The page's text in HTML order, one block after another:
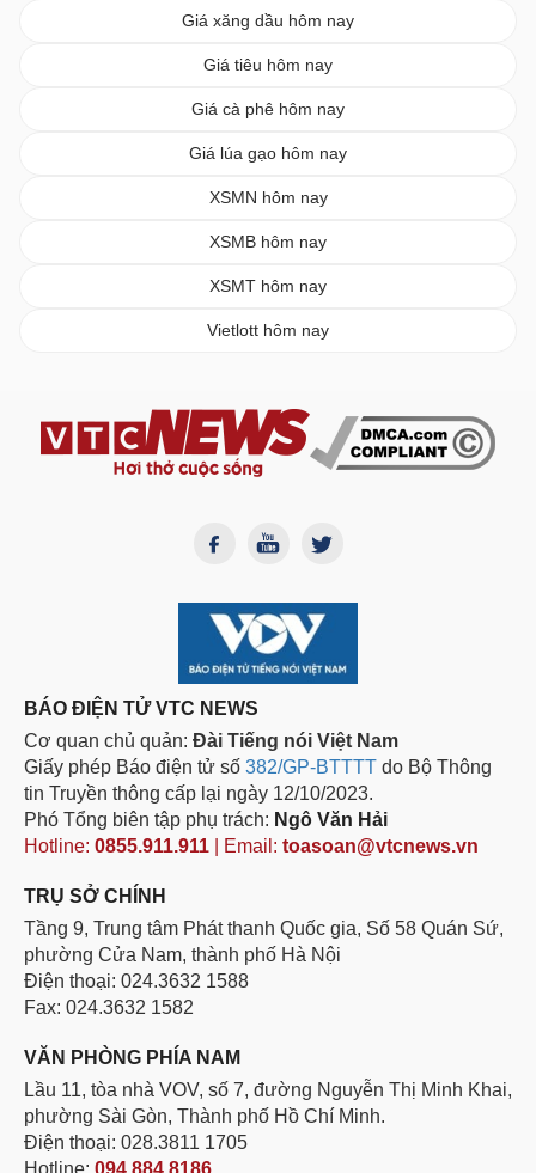
Giá xăng dầu hôm nay
Giá tiêu hôm nay
Giá cà phê hôm nay
Giá lúa gạo hôm nay
XSMN hôm nay
XSMB hôm nay
XSMT hôm nay
Vietlott hôm nay
BÁO ĐIỆN TỬ VTC NEWS
Cơ quan chủ quản: Đài Tiếng nói Việt Nam
Giấy phép Báo điện tử số 382/GP-BTTTT do Bộ Thông
tin Truyền thông cấp lại ngày 12/10/2023.
Phó Tổng biên tập phụ trách: Ngô Văn Hải
Hotline: 0855.911.911 | Email: toasoan@vtcnews.vn
TRỤ SỞ CHÍNH
Tầng 9, Trung tâm Phát thanh Quốc gia, Số 58 Quán Sứ,
phường Cửa Nam, thành phố Hà Nội
Điện thoại: 024.3632 1588
Fax: 024.3632 1582
VĂN PHÒNG PHÍA NAM
Lầu 11, tòa nhà VOV, số 7, đường Nguyễn Thị Minh Khai,
phường Sài Gòn, Thành phố Hồ Chí Minh.
Điện thoại: 028.3811 1705
Hotline: 094.884.8186